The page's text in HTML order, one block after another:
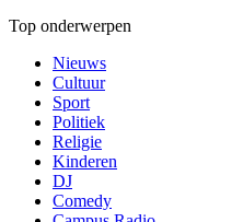
Top onderwerpen
Nieuws
Cultuur
Sport
Politiek
Religie
Kinderen
DJ
Comedy